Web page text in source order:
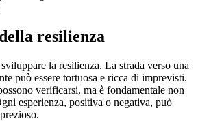
resilienza
la resilienza. La strada verso una
può essere tortuosa e ricca di imprevisti.
verificarsi, ma è fondamentale non
esperienza, positiva o negativa, può